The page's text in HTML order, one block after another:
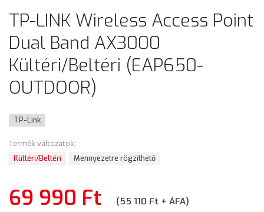
TP-LINK Wireless Access Point
Dual Band AX3000
Kültéri/Beltéri (EAP650-
OUTDOOR)
TP-Link
Termék változatok:
Kültéri/Beltéri Mennyezetre rögzíthető
69 990 Ft (55 110 Ft + ÁFA)